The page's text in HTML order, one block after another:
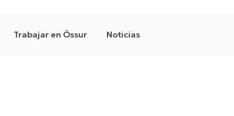
Trabajar en Össur Noticias